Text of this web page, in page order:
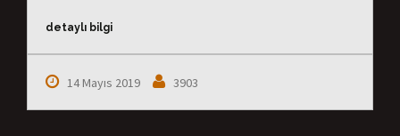
detaylı bilgi
14 Mayıs 2019 3903